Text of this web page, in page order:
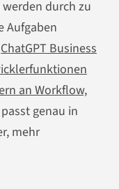
durch zu
Aufgaben
ChatGPT Business
an Workflow,
genau in
mehr